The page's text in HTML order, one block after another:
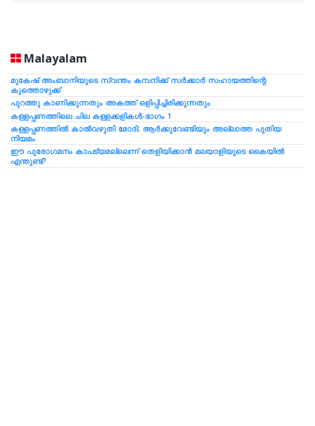
Malayalam
മുകേഷ് അംബാനിയുടെ സ്വന്തം കമ്പനിക്ക് സര്‍ക്കാര്‍ സഹായത്തിന്റെ
കുത്തൊഴുക്ക്
പുറത്തു കാണിക്കുന്നതും അകത്ത് ഒളിപ്പിച്ചിരിക്കുന്നതും
കള്ളപ്പണത്തിലെ ചില കള്ളക്കളികള്‍-ഭാഗം 1
കള്ളപ്പണത്തില്‍ കാല്‍വഴുതി മോദി; ആര്‍ക്കുവേണ്ടിയും അല്ലാത്ത പുതിയ
നിയമം
ഈ പുരോഗമനം കാപട്യമല്ലെന്ന് തെളിയിക്കാന്‍ മലയാളിയുടെ കൈയില്‍
എന്തുണ്ട്?